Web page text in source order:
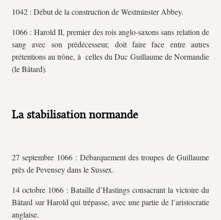
1042 : Début de la construction de Westminster Abbey.
1066 : Harold II, premier des rois anglo-saxons sans relation de
sang avec son prédécesseur, doit faire face entre autres
prétentions au trône, à celles du Duc Guillaume de Normandie
(le Bâtard).
La stabilisation normande
27 septembre 1066 : Débarquement des troupes de Guillaume
près de Pevensey dans le Sussex.
14 octobre 1066 : Bataille d’Hastings consacrant la victoire du
Bâtard sur Harold qui trépasse, avec une partie de l’aristocratie
anglaise.